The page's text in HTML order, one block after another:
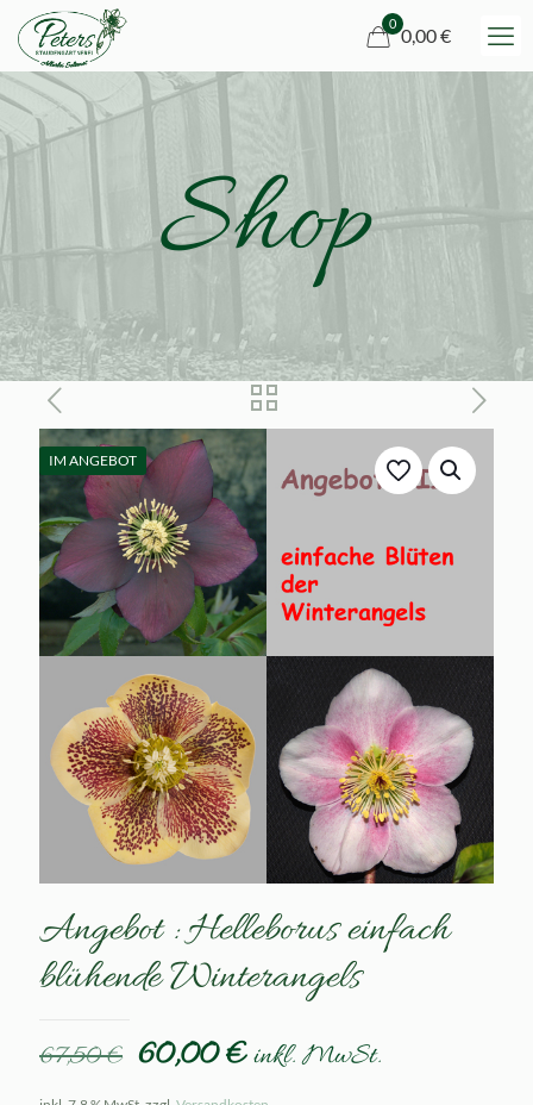
0
0,00 €
Shop
IM ANGEBOT
Angebot : Helleborus einfach
blühende Winterangels
67,50€ Ursprünglicher
Preis
60,00€Aktueller
Preis
inkl. MwSt.